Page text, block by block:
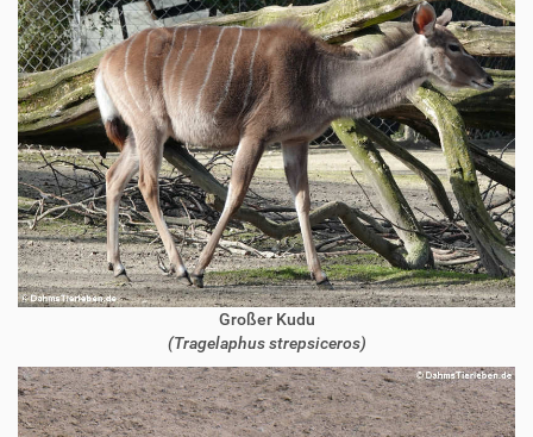
Großer Kudu
(Tragelaphus strepsiceros)